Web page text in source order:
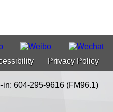
Privacy Policy
in: 604-295-9616 (FM96.1)